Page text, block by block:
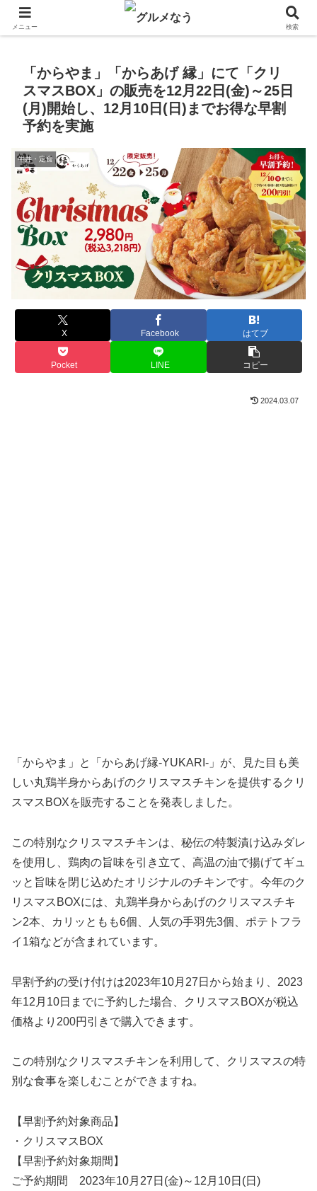
飲食店キャンペーン・食品飲料お菓子新発売のグルメニュース。
「からやま」「からあげ 縁」にて「クリ
スマスBOX」の販売を12月22日(金)～25日
(月)開始し、12月10日(日)までお得な早割
予約を実施
牛丼・定食
X Facebook はてブ
Pocket LINE コピー
2024.03.07
「からやま」と「からあげ縁-YUKARI-」が、見た目も美
しい丸鶏半身からあげのクリスマスチキンを提供するクリ
スマスBOXを販売することを発表しました。
この特別なクリスマスチキンは、秘伝の特製漬け込みダレ
を使用し、鶏肉の旨味を引き立て、高温の油で揚げてギュ
ッと旨味を閉じ込めたオリジナルのチキンです。今年のク
リスマスBOXには、丸鶏半身からあげのクリスマスチキ
ン2本、カリッともも6個、人気の手羽先3個、ポテトフラ
イ1箱などが含まれています。
早割予約の受け付けは2023年10月27日から始まり、2023
年12月10日までに予約した場合、クリスマスBOXが税込
価格より200円引きで購入できます。
この特別なクリスマスチキンを利用して、クリスマスの特
別な食事を楽しむことができますね。
【早割予約対象商品】
・クリスマスBOX
【早割予約対象期間】
ご予約期間 2023年10月27日(金)～12月10日(日)
メニュー 検索